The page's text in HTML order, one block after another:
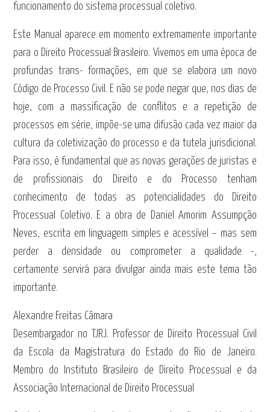
funcionamento do sistema processual coletivo.
Este Manual aparece em momento extremamente importante
para o Direito Processual Brasileiro. Vivemos em uma época de
profundas trans- formações, em que se elabora um novo
Código de Processo Civil. E não se pode negar que, nos dias de
hoje, com a massificação de conflitos e a repetição de
processos em série, impõe-se uma difusão cada vez maior da
cultura da coletivização do processo e da tutela jurisdicional.
Para isso, é fundamental que as novas gerações de juristas e
de profissionais do Direito e do Processo tenham
conhecimento de todas as potencialidades do Direito
Processual Coletivo. E a obra de Daniel Amorim Assumpção
Neves, escrita em linguagem simples e acessível – mas sem
perder a densidade ou comprometer a qualidade -,
certamente servirá para divulgar ainda mais este tema tão
importante.
Alexandre Freitas Câmara
Desembargador no TJRJ. Professor de Direito Processual Civil
da Escola da Magistratura do Estado do Rio de Janeiro.
Membro do Instituto Brasileiro de Direito Processual e da
Associação Internacional de Direito Processual